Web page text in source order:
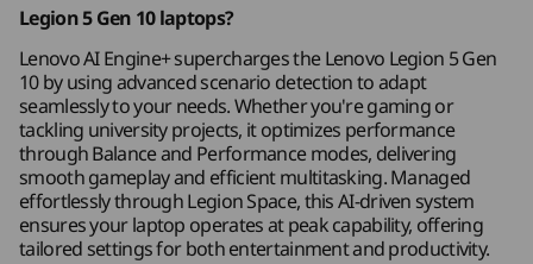
透過 Xbox Game Pass 在 Lenovo Legion 裝置上
暢玩 Starfield、Palworld 及超過 200 款遊戲。 *
*遊戲目錄因時間、地區及裝置而異。 須遵守條款及細則。詳情請
見 xbox.com/subscriptionterms
AI 為每場挑戰調節設定
儲存空間
最高搭載 2TB M.2 PCIe Gen4 SSD (2242)
電池
可充電鋰離子電池：
80Whr 超快速充電
60Whr 超快速充電
Legion 5 Gen 10 laptops?
Lenovo AI Engine+ supercharges the Lenovo Legion 5 Gen
10 by using advanced scenario detection to adapt
seamlessly to your needs. Whether you're gaming or
tackling university projects, it optimizes performance
through Balance and Performance modes, delivering
smooth gameplay and efficient multitasking. Managed
effortlessly through Legion Space, this AI-driven system
ensures your laptop operates at peak capability, offering
tailored settings for both entertainment and productivity.